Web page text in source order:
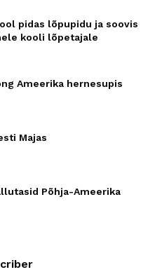
pidas lõpupidu ja soovis
kooli lõpetajale
Ameerika hernesupis
Majas
Põhja-Ameerika